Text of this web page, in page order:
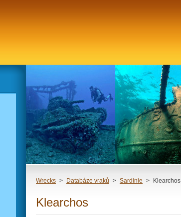
Wrecks > Databáze vraků > Sardinie > Klearchos
Klearchos